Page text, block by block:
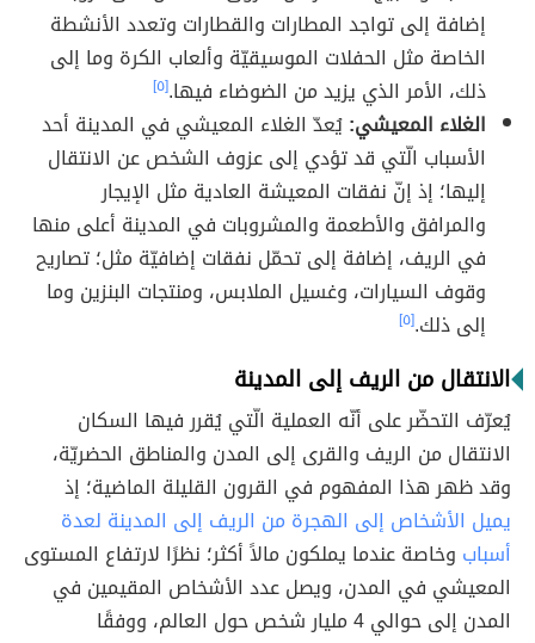
إضافة إلى تواجد المطارات والقطارات وتعدد الأنشطة
الخاصة مثل الحفلات الموسيقيّة وألعاب الكرة وما إلى
ذلك، الأمر الذي يزيد من الضوضاء فيها.[٥]
الغلاء المعيشي:يُعدّ الغلاء المعيشي في المدينة أحد
الأسباب الّتي قد تؤدي إلى عزوف الشخص عن الانتقال
إليها؛ إذ إنّ نفقات المعيشة العادية مثل الإيجار
والمرافق والأطعمة والمشروبات في المدينة أعلى منها
في الريف، إضافة إلى تحمّل نفقات إضافيّة مثل؛ تصاريح
وقوف السيارات، وغسيل الملابس، ومنتجات البنزين وما
إلى ذلك.[٥]
الانتقال من الريف إلى المدينة
يُعرّف التحضّر على أنّه العملية الّتي يُقرر فيها السكان
الانتقال من الريف والقرى إلى المدن والمناطق الحضريّة،
وقد ظهر هذا المفهوم في القرون القليلة الماضية؛ إذ
يميل الأشخاص إلى الهجرة من الريف إلى المدينة لعدة
أسباب وخاصة عندما يملكون مالاً أكثر؛ نظرًا لارتفاع المستوى
المعيشي في المدن، ويصل عدد الأشخاص المقيمين في
المدن إلى حوالي 4 مليار شخص حول العالم، ووفقًا